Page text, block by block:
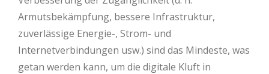
Armutsbekämpfung, bessere Infrastruktur,
zuverlässige Energie-, Strom- und
Internetverbindungen usw.) sind das Mindeste, was
getan werden kann, um die digitale Kluft in